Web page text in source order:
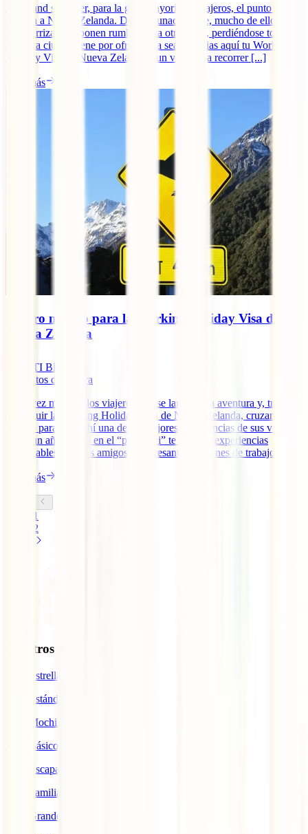
Auckland suele ser, para la gran mayoría de viajeros, el punto de
entrada a Nueva Zelanda. Desafortunadamente, mucho de ellos una
vez aterrizan ahí ponen rumbo hacia otro lugar, perdiéndose todo lo
que esta ciudad tiene por ofrecer. Ya sea si inicias aquí tu Working
Holiday Visa de Nueva Zelanda o un viaje para recorrer [...]
Leer más
Seguro médico para la Working Holiday Visa de
Nueva Zelanda
IATI Blog
minutos de lectura
Cada vez más son los viajeros que se lanzan a la aventura y, tras
conseguir la Working Holiday Visa de Nueva Zelanda, cruzan el
mundo para vivir ahí una de las mejores experiencias de sus vidas.
Pasar un año entero en el “país kiwi” te asegura experiencias
inolvidables, nuevos amigos e interesantes opciones de trabajo [...]
Leer más
1
2
Nuestros seguros
IATI Estrella
IATI Estándar
IATI Mochilero
IATI Básico
IATI Escapadas
IATI Familia
IATI Grandes Viajeros